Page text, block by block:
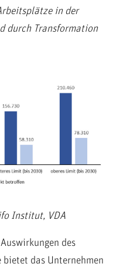
in der
durch Transformation
Institut, VDA
des
das Unternehmen